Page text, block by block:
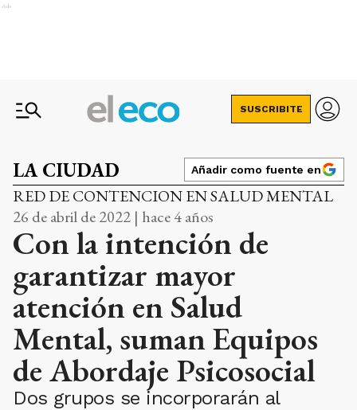
Ads
SUSCRIBITE
LA CIUDAD Añadir como fuente en
RED DE CONTENCION EN SALUD MENTAL
26 de abril de 2022 | hace 4 años
Con la intención de
garantizar mayor
atención en Salud
Mental, suman Equipos
de Abordaje Psicosocial
Dos grupos se incorporarán al